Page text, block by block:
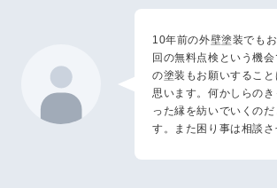
10年前の外壁塗装でも
回の無料点検という機
の塗装もお願いすること
思います。何かしらの
った縁を紡いでいくの
す。また困り事は相談さ